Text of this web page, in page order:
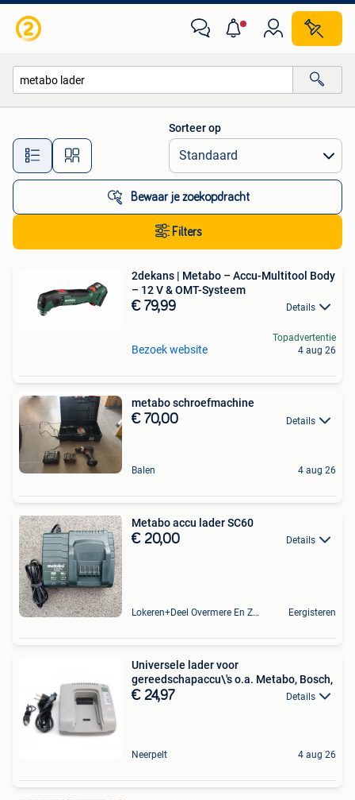
Alle afstanden…
Sorteer op
Bewaar je zoekopdracht
Filters
2dekans | Metabo – Accu-Multitool Body
– 12 V & OMT-Systeem
€ 79,99 Details
Bezoek website
Topadvertentie
4 aug 26
metabo schroefmachine
€ 70,00 Details
Balen 4 aug 26
Metabo accu lader SC60
€ 20,00 Details
Lokeren+Deel Overmere En Zele Eergisteren
Universele lader voor
gereedschapaccu\'s o.a. Metabo, Bosch,
€ 24,97 Details
Neerpelt 4 aug 26